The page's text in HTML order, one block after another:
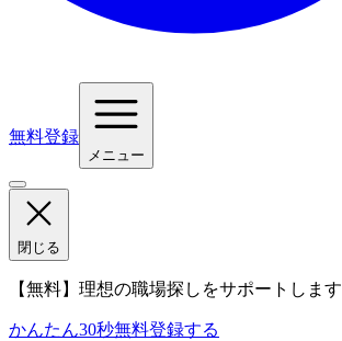
無料登録
メニュー
閉じる
【無料】理想の職場探しをサポートします
かんたん30秒無料登録する